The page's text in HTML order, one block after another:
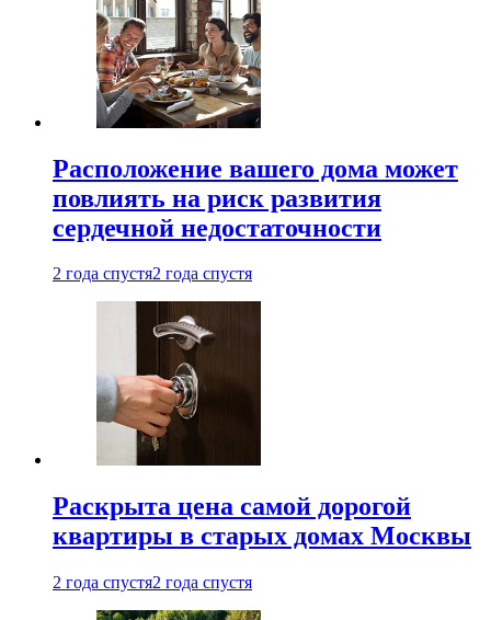
Расположение вашего дома может
повлиять на риск развития
сердечной недостаточности
2 года спустя2 года спустя
Раскрыта цена самой дорогой
квартиры в старых домах Москвы
2 года спустя2 года спустя